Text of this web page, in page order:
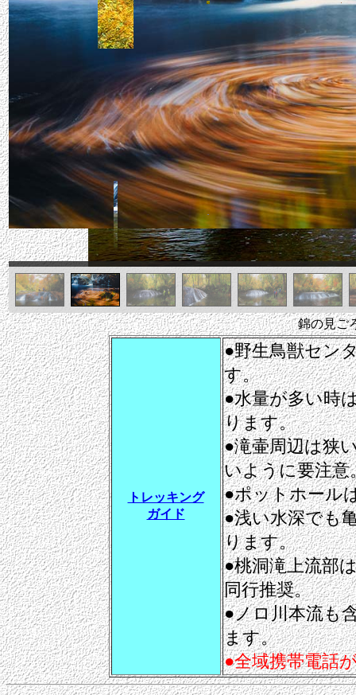
錦の見ご
トレッキング
ガイド
●野生鳥獣セン
す。
●水量が多い時
ります。
●滝壷周辺は狭
いように要注意
●ポットホール
●浅い水深でも
ります。
●桃洞滝上流部
同行推奨。
●ノロ川本流も
ます。
●全域携帯電話